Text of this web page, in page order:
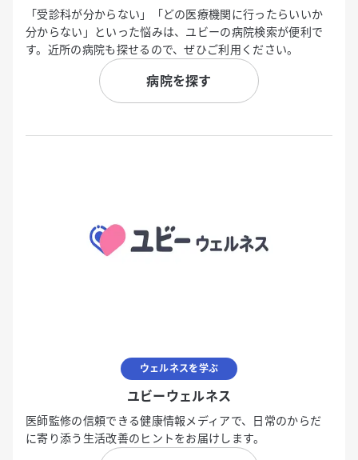
「受診科が分からない」「どの医療機関に行ったらいいか
分からない」といった悩みは、ユビーの病院検索が便利で
す。近所の病院も探せるので、ぜひご利用ください。
病院を探す
ウェルネスを学ぶ
ユビーウェルネス
医師監修の信頼できる健康情報メディアで、日常のからだ
に寄り添う生活改善のヒントをお届けします。